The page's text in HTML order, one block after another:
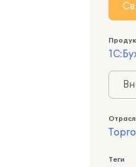
Теги